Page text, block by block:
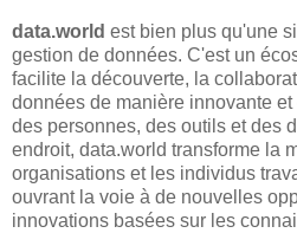
data.world est bien plus qu'une
gestion de données. C'est un
facilite la découverte, la
données de manière innovante
des personnes, des outils et des
endroit, data.world transforme la
organisations et les individus
ouvrant la voie à de nouvelles
innovations basées sur les